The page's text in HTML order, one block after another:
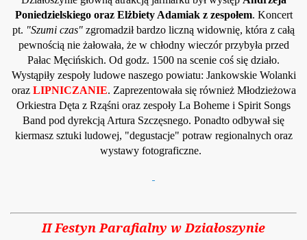
Poniedzielskiego oraz Elżbiety Adamiak z zespołem. Koncert
pt. "Szumi czas" zgromadził bardzo liczną widownię, która z całą
pewnością nie żałowała, że w chłodny wieczór przybyła przed
Pałac Męcińskich. Od godz. 1500 na scenie coś się działo.
Wystąpiły zespoły ludowe naszego powiatu: Jankowskie Wolanki
oraz LIPNICZANIE. Zaprezentowała się również Młodzieżowa
Orkiestra Dęta z Rząśni oraz zespoły La Boheme i Spirit Songs
Band pod dyrekcją Artura Szczęsnego. Ponadto odbywał się
kiermasz sztuki ludowej, "degustacje" potraw regionalnych oraz
wystawy fotograficzne.
II Festyn Parafialny w Działoszynie